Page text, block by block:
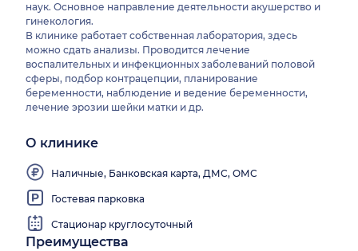
наук. Основное направление деятельности акушерство и
гинекология.
В клинике работает собственная лаборатория, здесь
можно сдать анализы. Проводится лечение
воспалительных и инфекционных заболеваний половой
сферы, подбор контрацепции, планирование
беременности, наблюдение и ведение беременности,
лечение эрозии шейки матки и др.
О клинике
Наличные, Банковская карта, ДМС, ОМС
Гостевая парковка
Стационар круглосуточный
Преимущества